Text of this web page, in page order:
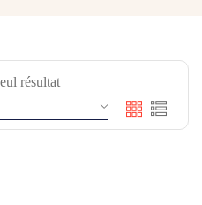
résultat